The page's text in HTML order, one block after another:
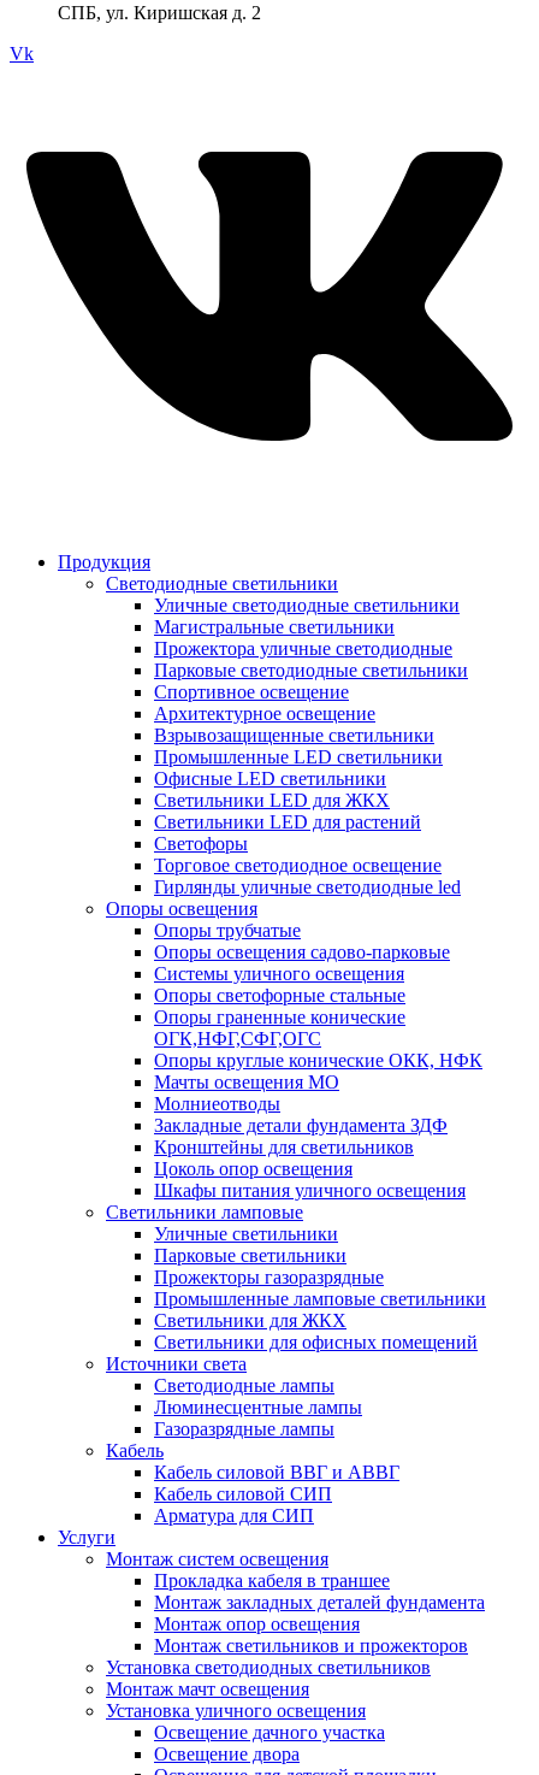
СПБ, ул. Киришская д. 2
Vk
Продукция
Светодиодные светильники
Уличные светодиодные светильники
Магистральные светильники
Прожектора уличные светодиодные
Парковые светодиодные светильники
Спортивное освещение
Архитектурное освещение
Взрывозащищенные светильники
Промышленные LED светильники
Офисные LED светильники
Cветильники LED для ЖКХ
Светильники LED для растений
Светофоры
Торговое светодиодное освещение
Гирлянды уличные светодиодные led
Опоры освещения
Опоры трубчатые
Опоры освещения садово-парковые
Системы уличного освещения
Опоры светофорные стальные
Опоры граненные конические
ОГК,НФГ,СФГ,ОГС
Опоры круглые конические ОКК, НФК
Мачты освещения МО
Молниеотводы
Закладные детали фундамента ЗДФ
Кронштейны для светильников
Цоколь опор освещения
Шкафы питания уличного освещения
Светильники ламповые
Уличные светильники
Парковые светильники
Прожекторы газоразрядные
Промышленные ламповые светильники
Светильники для ЖКХ
Светильники для офисных помещений
Источники света
Светодиодные лампы
Люминесцентные лампы
Газоразрядные лампы
Кабель
Кабель силовой ВВГ и АВВГ
Кабель силовой СИП
Арматура для СИП
Услуги
Монтаж систем освещения
Прокладка кабеля в траншее
Монтаж закладных деталей фундамента
Монтаж опор освещения
Монтаж светильников и прожекторов
Установка светодиодных светильников
Монтаж мачт освещения
Установка уличного освещения
Освещение дачного участка
Освещение двора